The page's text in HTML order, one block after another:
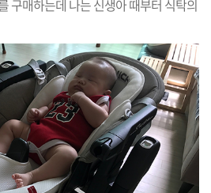
구매하는데 나는 신생아 때부터 식탁의